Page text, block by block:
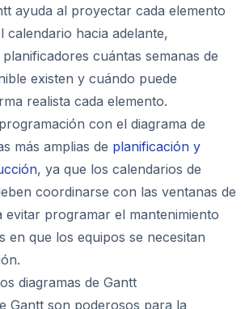
ayuda al proyectar cada elemento
calendario hacia adelante,
cuántas semanas de
existen y cuándo puede
realista cada elemento.
con el diagrama de
más amplias de planificación y
, ya que los calendarios de
coordinarse con las ventanas de
programar el mantenimiento
en que los equipos se necesitan
diagramas de Gantt
Gantt son poderosos para la